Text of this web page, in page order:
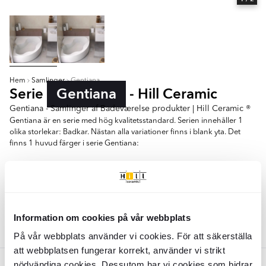
Information om cookies på vår webbplats
På vår webbplats använder vi cookies. För att säkerställa
att webbplatsen fungerar korrekt, använder vi strikt
Hem Samlinger Gentiana
Serie Gentiana - Hill Ceramic
Gentiana - Samlinger af Badeværelse produkter | Hill Ceramic ®
Gentiana är en serie med hög kvalitetsstandard. Serien innehåller 1
olika storlekar: Badkar. Nästan alla variationer finns i blank yta. Det
finns 1 huvud färger i serie Gentiana:
Farver:
Hvid